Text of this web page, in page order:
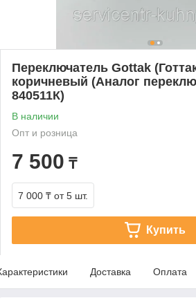
Переключатель Gottak
коричневый (Аналог
840511К)
В наличии
Опт и розница
7 500 ₸
7 000 ₸ от 5 шт.
Купить
Доставка Оплата